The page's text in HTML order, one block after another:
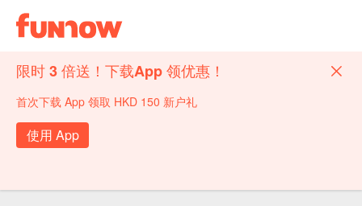
限时 3 倍送！下载App 领优惠！
首次下载 App 领取 HKD 150 新户礼
使用 App